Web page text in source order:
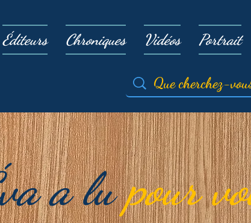
Éditeurs Chroniques Vidéos Portrait
a lupour